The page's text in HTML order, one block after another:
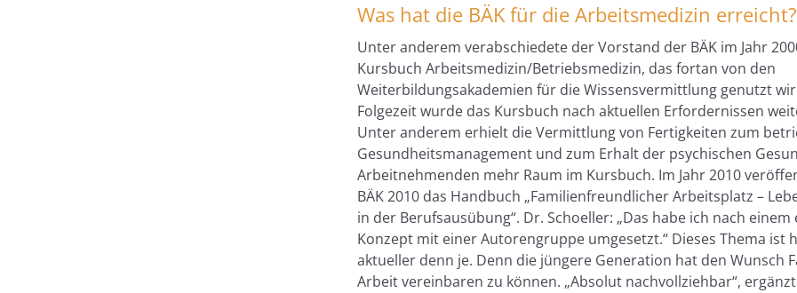
Was hat die BÄK für die Arbeitsmedizin erreicht?
Unter anderem verabschiedete der Vorstand der BÄK im Jahr
Kursbuch Arbeitsmedizin/Betriebsmedizin, das fortan von den
Weiterbildungsakademien für die Wissensvermittlung genutzt
Folgezeit wurde das Kursbuch nach aktuellen Erfordernissen
Unter anderem erhielt die Vermittlung von Fertigkeiten zum
Gesundheitsmanagement und zum Erhalt der psychischen
Arbeitnehmenden mehr Raum im Kursbuch. Im Jahr 2010
BÄK 2010 das Handbuch „Familienfreundlicher Arbeitsplatz –
in der Berufsausübung“. Dr. Schoeller: „Das habe ich nach einem
Konzept mit einer Autorengruppe umgesetzt.“ Dieses Thema ist
aktueller denn je. Denn die jüngere Generation hat den Wunsch
Arbeit vereinbaren zu können. „Absolut nachvollziehbar“,